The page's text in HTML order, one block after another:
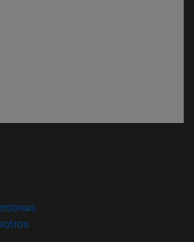
nueva ventana)
(abre en nueva ventana)
(abre en nueva ventana)